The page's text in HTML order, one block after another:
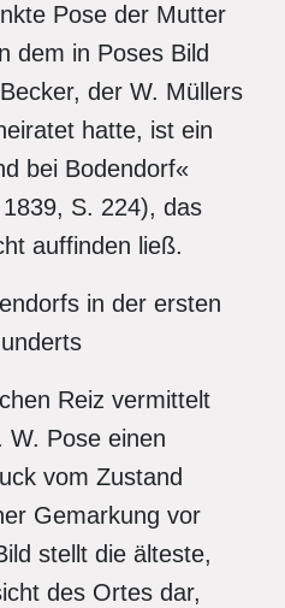
Pose der Mutter
dem in Poses Bild
der W. Müllers
hatte, ist ein
bei Bodendorf«
S. 224), das
auffinden ließ.
in der ersten
Reiz vermittelt
W. Pose einen
vom Zustand
Gemarkung vor
stellt die älteste,
des Ortes dar,